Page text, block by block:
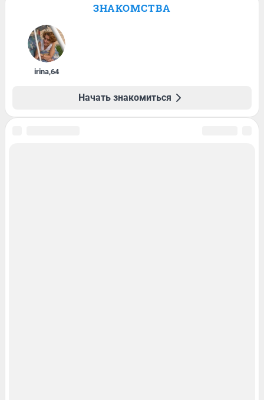
ЗНАКОМСТВА
irina,64
Начать знакомиться